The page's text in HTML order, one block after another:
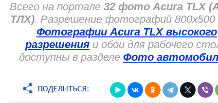
Всего на портале 32 фото Acura TLX
ТЛХ). Разрешение фотографий 800x500
Фотографии Acura TLX высокого
разрешения и обои для рабочего
доступны в разделе Фото